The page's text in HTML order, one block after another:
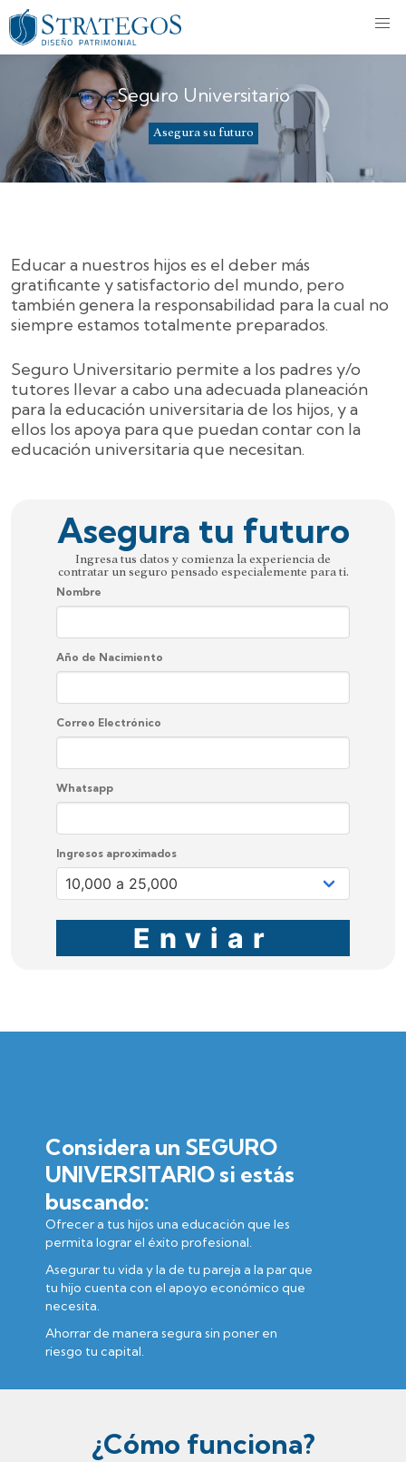
Seguro Universitario
Asegura su futuro
Educar a nuestros hijos es el deber más
gratificante y satisfactorio del mundo, pero
también genera la responsabilidad para la cual no
siempre estamos totalmente preparados.
Seguro Universitario permite a los padres y/o
tutores llevar a cabo una adecuada planeación
para la educación universitaria de los hijos, y a
ellos los apoya para que puedan contar con la
educación universitaria que necesitan.
Asegura tu futuro
Ingresa tus datos y comienza la experiencia de
contratar un seguro pensado especialemente para ti.
Nombre
Año de Nacimiento
Correo Electrónico
Whatsapp
Ingresos aproximados
Enviar
Considera un SEGURO
UNIVERSITARIO si estás
buscando:
Ofrecer a tus hijos una educación que les
permita lograr el éxito profesional.
Asegurar tu vida y la de tu pareja a la par que
tu hijo cuenta con el apoyo económico que
necesita.
Ahorrar de manera segura sin poner en
riesgo tu capital.
¿Cómo funciona?